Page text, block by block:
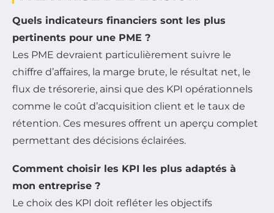
Quels indicateurs financiers sont les plus
pertinents pour une PME ?
Les PME devraient particulièrement suivre le
chiffre d’affaires, la marge brute, le résultat net, le
flux de trésorerie, ainsi que des KPI opérationnels
comme le coût d’acquisition client et le taux de
rétention. Ces mesures offrent un aperçu complet
permettant des décisions éclairées.
Comment choisir les KPI les plus adaptés à
mon entreprise ?
Le choix des KPI doit refléter les objectifs